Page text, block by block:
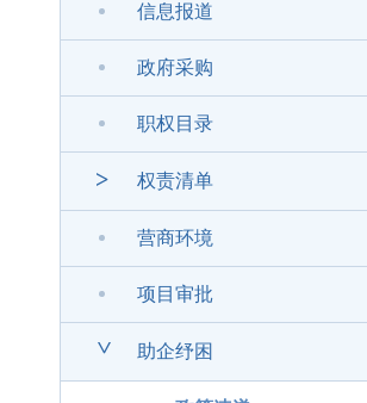
信息报道
政府采购
职权目录
> 权责清单
营商环境
项目审批
> 助企纾困